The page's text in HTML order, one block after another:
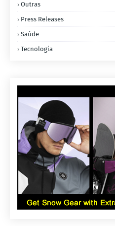
Outras
Press Releases
Saúde
Tecnologia